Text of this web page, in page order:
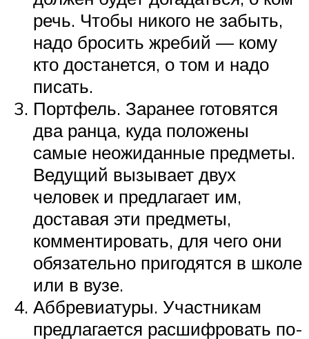
речь. Чтобы никого не забыть,
надо бросить жребий — кому
кто достанется, о том и надо
писать.
Портфель. Заранее готовятся
два ранца, куда положены
самые неожиданные предметы.
Ведущий вызывает двух
человек и предлагает им,
доставая эти предметы,
комментировать, для чего они
обязательно пригодятся в школе
или в вузе.
Аббревиатуры. Участникам
предлагается расшифровать по-